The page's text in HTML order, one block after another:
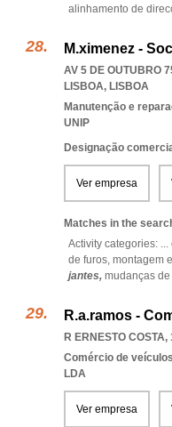
alinhamento de
M.ximenez -
AV 5 DE OUTUBRO
LISBOA, LISBOA
Manutenção e
UNIP
Designação
Ver empresa
Matches in the
Activity categories: ...
de furos, montagem
jantes, mudanças
R.a.ramos -
R ERNESTO
Comércio de
LDA
Ver empresa